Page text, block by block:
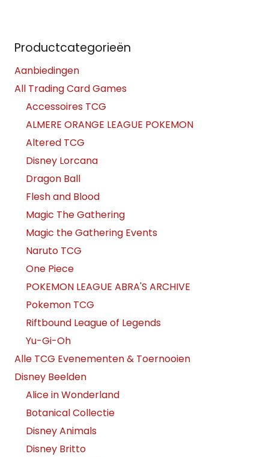
Productcategorieën
Aanbiedingen
All Trading Card Games
Accessoires TCG
ALMERE ORANGE LEAGUE POKEMON
Altered TCG
Disney Lorcana
Dragon Ball
Flesh and Blood
Magic The Gathering
Magic the Gathering Events
Naruto TCG
One Piece
POKEMON LEAGUE ABRA'S ARCHIVE
Pokemon TCG
Riftbound League of Legends
Yu-Gi-Oh
Alle TCG Evenementen & Toernooien
Disney Beelden
Alice in Wonderland
Botanical Collectie
Disney Animals
Disney Britto